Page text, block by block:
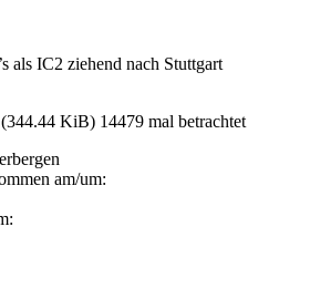
als IC2 ziehend nach Stuttgart
KiB) 14479 mal betrachtet
am/um: